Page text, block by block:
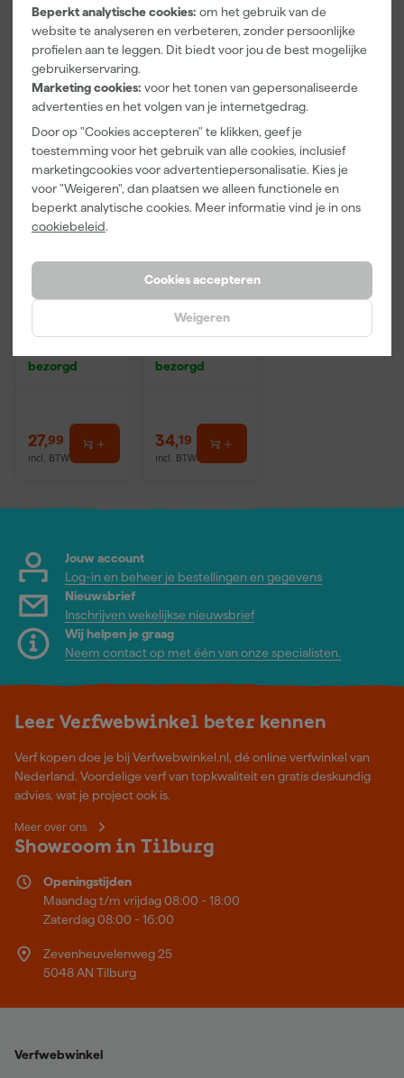
Beperkt analytische cookies: om het gebruik van de
website te analyseren en verbeteren, zonder persoonlijke
profielen aan te leggen. Dit biedt voor jou de best mogelijke
gebruikerservaring.
Marketing cookies: voor het tonen van gepersonaliseerde
advertenties en het volgen van je internetgedrag.
Door op "Cookies accepteren" te klikken, geef je
toestemming voor het gebruik van alle cookies, inclusief
marketingcookies voor advertentiepersonalisatie. Kies je
voor "Weigeren", dan plaatsen we alleen functionele en
beperkt analytische cookies. Meer informatie vind je in ons
cookiebeleid.
Cookies accepteren
Weigeren
3,99
incl. BTW
9 ,99 9,99
SIB1600
XL
bezorgd
27,99
incl. BTW
Steamy-E
SECGRT60
100-240V
Adapter voor
60W e-
compressor
bezorgd
34,19
incl. BTW
Jouw account
Log-in en beheer je bestellingen en gegevens
Nieuwsbrief
Inschrijven wekelijkse nieuwsbrief
Wij helpen je graag
Neem contact op met één van onze specialisten.
Leer Verfwebwinkel beter kennen
Verf kopen doe je bij Verfwebwinkel.nl, dé online verfwinkel van
Nederland. Voordelige verf van topkwaliteit en gratis deskundig
advies, wat je project ook is.
Meer over ons
Showroom in Tilburg
Openingstijden
Maandag t/m vrijdag 08:00 - 18:00
Zaterdag 08:00 - 16:00
Zevenheuvelenweg 25
5048 AN Tilburg
Verfwebwinkel